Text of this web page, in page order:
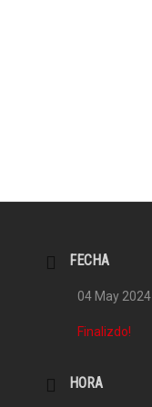
FECHA
04 May 2024
Finalizdo!
HORA